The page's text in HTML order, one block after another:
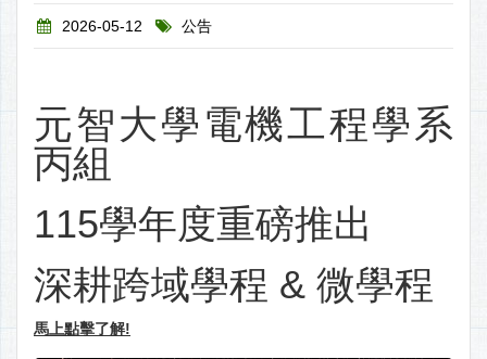
2026-05-12 公告
元智大學電機工程學系
丙組
115學年度重磅推出
深耕跨域學程 & 微學程
馬上點擊了解!